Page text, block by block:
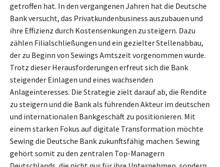
getroffen hat. In den vergangenen Jahren hat die Deutsche
Bank versucht, das Privatkundenbusiness auszubauen und
ihre Effizienz durch Kostensenkungen zu steigern. Dazu
zählen Filialschließungen und ein gezielter Stellenabbau,
der zu Beginn von Sewings Amtszeit vorgenommen wurde.
Trotz dieser Herausforderungen erfreut sich die Bank
steigender Einlagen und eines wachsenden
Anlageinteresses. Die Strategie zielt darauf ab, die Rendite
zu steigern und die Bank als führenden Akteur im deutschen
und internationalen Bankgeschäft zu positionieren. Mit
einem starken Fokus auf digitale Transformation möchte
Sewing die Deutsche Bank zukunftsfähig machen. Sewing
gehört somit zu den zentralen Top-Managern